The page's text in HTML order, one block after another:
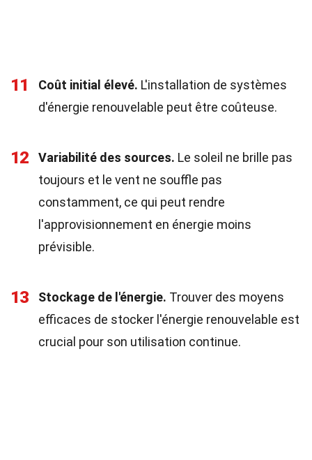
11 Coût initial élevé. L'installation de systèmes
d'énergie renouvelable peut être coûteuse.
12 Variabilité des sources. Le soleil ne brille pas
toujours et le vent ne souffle pas
constamment, ce qui peut rendre
l'approvisionnement en énergie moins
prévisible.
13 Stockage de l'énergie. Trouver des moyens
efficaces de stocker l'énergie renouvelable est
crucial pour son utilisation continue.